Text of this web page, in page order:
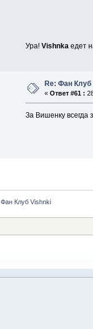
Ура! Vishnkaедет
Re: Фан Клуб
«Ответ #61 :
За Вишенку всегда
Фан Клуб Vishnki